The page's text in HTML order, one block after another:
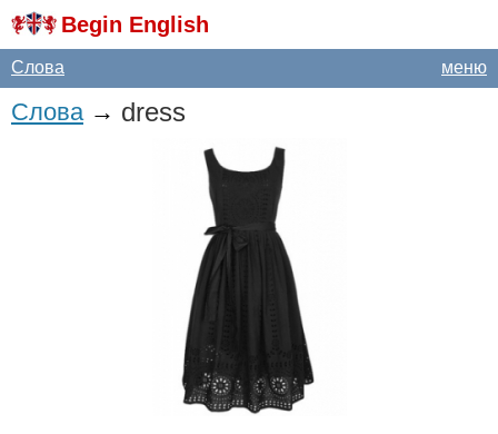
Begin English
меню
Слова
Слова→ dress